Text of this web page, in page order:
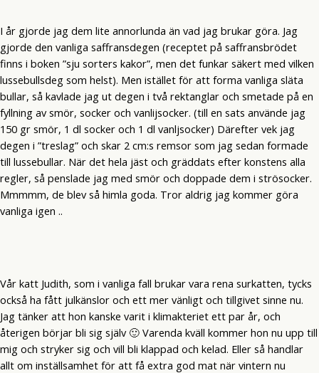
I år gjorde jag dem lite annorlunda än vad jag brukar göra. Jag
gjorde den vanliga saffransdegen (receptet på saffransbrödet
finns i boken ”sju sorters kakor”, men det funkar säkert med vilken
lussebullsdeg som helst). Men istället för att forma vanliga släta
bullar, så kavlade jag ut degen i två rektanglar och smetade på en
fyllning av smör, socker och vanlijsocker. (till en sats använde jag
150 gr smör, 1 dl socker och 1 dl vanljsocker) Därefter vek jag
degen i ”treslag” och skar 2 cm:s remsor som jag sedan formade
till lussebullar. När det hela jäst och gräddats efter konstens alla
regler, så penslade jag med smör och doppade dem i strösocker.
Mmmmm, de blev så himla goda. Tror aldrig jag kommer göra
vanliga igen ..
Vår katt Judith, som i vanliga fall brukar vara rena surkatten, tycks
också ha fått julkänslor och ett mer vänligt och tillgivet sinne nu.
Jag tänker att hon kanske varit i klimakteriet ett par år, och
återigen börjar bli sig själv 🙂 Varenda kväll kommer hon nu upp till
mig och stryker sig och vill bli klappad och kelad. Eller så handlar
allt om inställsamhet för att få extra god mat när vintern nu